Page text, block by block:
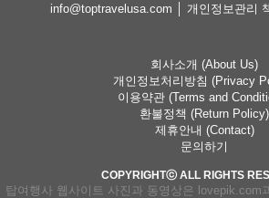
info@toptravelusa.com │ 개인정보관리
회사소개 (About Us)
개인정보처리방침 (Privacy
이용약관 (Terms and
환불정책 (Return Policy)
제휴안내 (Contact)
문의하기
COPYRIGHTⓒ ALL RIGHTS
탑여행사 웹사이트 사진과 동영상은 lovepik.com